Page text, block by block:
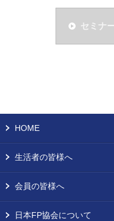
セミナ
HOME
生活者の皆様へ
会員の皆様へ
日本FP協会について